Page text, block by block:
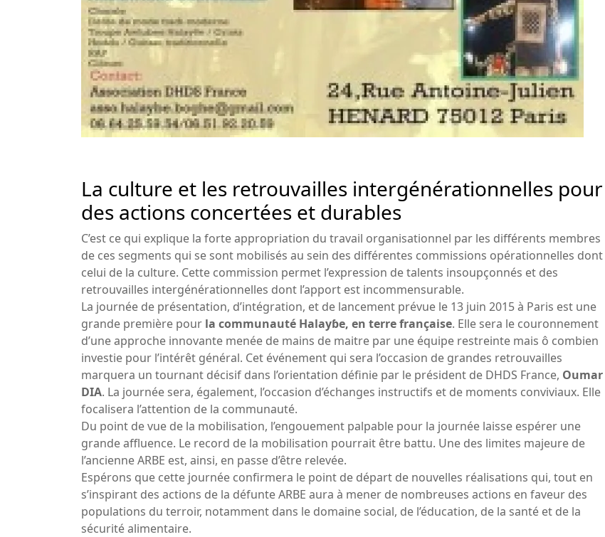
La culture et les retrouvailles intergénérationnelles pour
des actions concertées et durables
C’est ce qui explique la forte appropriation du travail organisationnel par les différents membres
de ces segments qui se sont mobilisés au sein des différentes commissions opérationnelles dont
celui de la culture. Cette commission permet l’expression de talents insoupçonnés et des
retrouvailles intergénérationnelles dont l’apport est incommensurable.
La journée de présentation, d’intégration, et de lancement prévue le 13 juin 2015 à Paris est une
grande première pour la communauté Halayɓe, en terre française. Elle sera le couronnement
d’une approche innovante menée de mains de maitre par une équipe restreinte mais ô combien
investie pour l’intérêt général. Cet événement qui sera l’occasion de grandes retrouvailles
marquera un tournant décisif dans l’orientation définie par le président de DHDS France, Oumar
DIA. La journée sera, également, l’occasion d’échanges instructifs et de moments conviviaux. Elle
focalisera l’attention de la communauté.
Du point de vue de la mobilisation, l’engouement palpable pour la journée laisse espérer une
grande affluence. Le record de la mobilisation pourrait être battu. Une des limites majeure de
l’ancienne ARBE est, ainsi, en passe d’être relevée.
Espérons que cette journée confirmera le point de départ de nouvelles réalisations qui, tout en
s’inspirant des actions de la défunte ARBE aura à mener de nombreuses actions en faveur des
populations du terroir, notamment dans le domaine social, de l’éducation, de la santé et de la
sécurité alimentaire.